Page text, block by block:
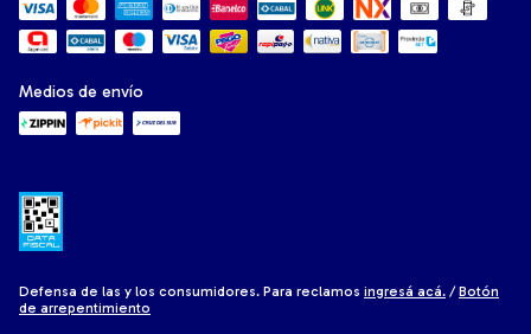
Medios de envío
Defensa de las y los consumidores. Para reclamos ingresá acá. / Botón
de arrepentimiento